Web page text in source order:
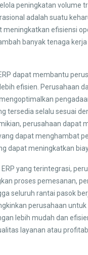
peningkatan volume
adalah suatu
meningkatkan efisiensi
banyak tenaga
dapat membantu
efisien. Perusahaan
tersedia selalu sesuai
perusahaan dapat
dapat menghambat
dapat meningkatkan
yang terintegrasi,
proses pemesanan,
seluruh rantai pasok
perusahaan
lebih mudah dan
layanan atau